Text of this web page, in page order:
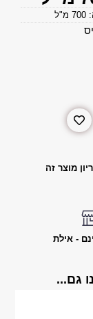
מוצר זה
- אילת
גם...